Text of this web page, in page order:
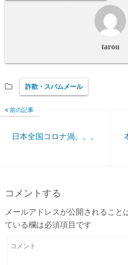
tarou
詐欺・スパムメール
前の記事
日本全国コロナ渦。。。
コメントする
メールアドレスが公開されること
ている欄は必須項目です